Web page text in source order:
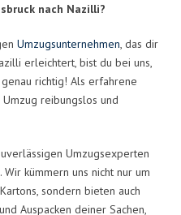
nach Nazilli?
Umzugsunternehmen, das dir
erleichtert, bist du bei uns,
richtig! Als erfahrene
reibungslos und
Umzugsexperten
kümmern uns nicht nur um
sondern bieten auch
Auspacken deiner Sachen,